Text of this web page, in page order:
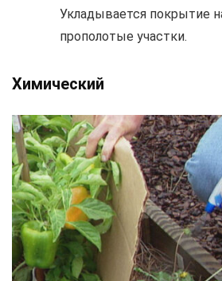
Укладывается покрытие
прополотые участки.
Химический